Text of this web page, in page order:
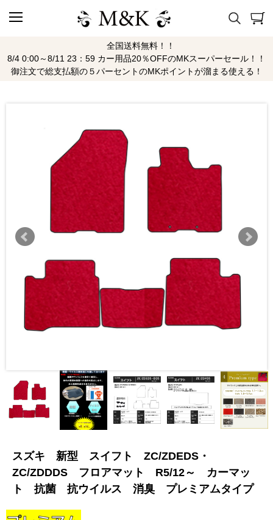
全国送料無料！！
8/4 0:00～8/11 23：59 カー用品20％OFFのMKスーパーセール！！
御注文で総支払額の５パーセントのMKポイントが溜まる使える！
スズキ 新型 スイフト ZC/ZDEDS・
ZC/ZDDDS フロアマット R5/12～ カーマッ
ト 抗菌 抗ウイルス 消臭 プレミアムタイプ